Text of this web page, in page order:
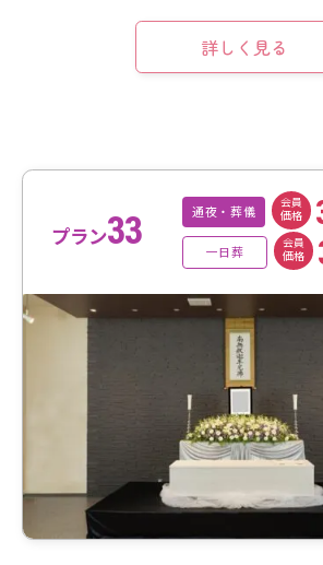
詳しく見る
プラン33 通夜・葬儀
会員
価格
一日葬
会員
価格